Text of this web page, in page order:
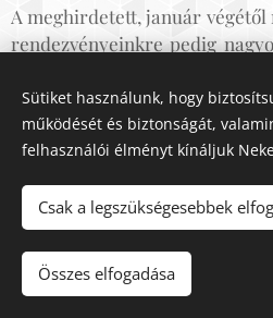
A meghirdetett, január
rendezvényeinkre pedig
Mit kínálunk?
Az elkövetkező években
meghatározója lesz az iskola,
fogja majd ott tölteni.
intézmény nevelési
Sütiket használunk, hogy
működését és biztonságát,
felhasználói élményt kínáljuk
Csak a legszükségesebbek
Összes elfogadása